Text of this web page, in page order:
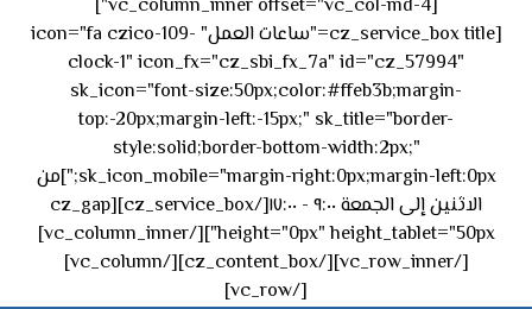
[vc_column_inner offset="vc_col-md-4"]
[cz_service_box title="ساعات العمل" icon="fa czico-109-
clock-1" icon_fx="cz_sbi_fx_7a" id="cz_57994"
sk_icon="font-size:50px;color:#ffeb3b;margin-
top:-20px;margin-left:-15px;" sk_title="border-
style:solid;border-bottom-width:2px;"
sk_icon_mobile="margin-right:0px;margin-left:0px;"]من
الاثنين إلى الجمعة ٩:٠٠ - ١٧:٠٠[/cz_service_box][cz_gap
height="0px" height_tablet="50px"][/vc_column_inner]
[/vc_row_inner][/cz_content_box][/vc_column]
[/vc_row]